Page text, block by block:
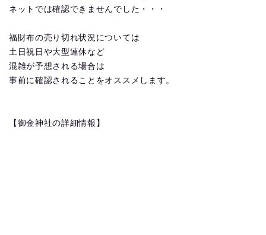
ネットでは確認できませんでした・・・
福財布の売り切れ状況については
土日祝日や大型連休など
混雑が予想される場合は
事前に確認されることをオススメします。
【御金神社の詳細情報】